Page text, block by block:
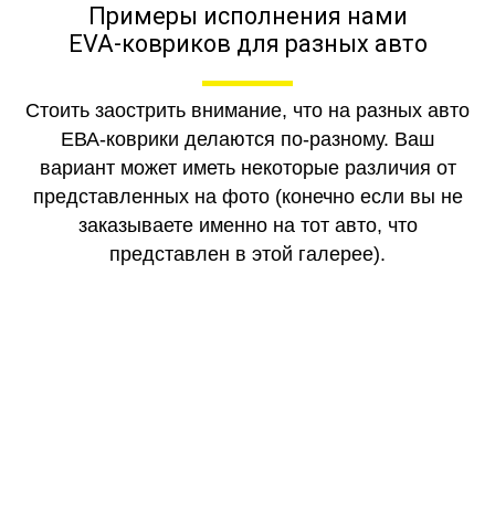
Примеры исполнения нами
EVA-ковриков для разных авто
Стоить заострить внимание, что на разных авто
ЕВА-коврики делаются по-разному. Ваш
вариант может иметь некоторые различия от
представленных на фото (конечно если вы не
заказываете именно на тот авто, что
представлен в этой галерее).